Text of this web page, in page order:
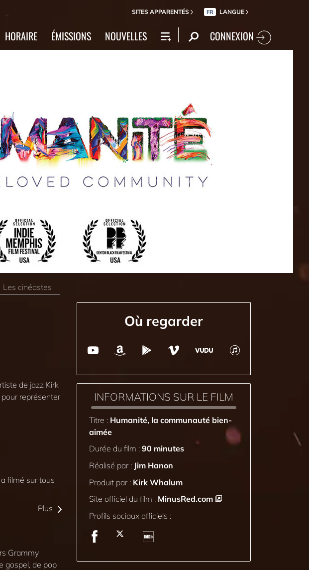
SITES APPARENTÉS FR LANGUE
HORAIRE ÉMISSIONS NOUVELLES CONNEXION
Les cinéastes
de jazz Kirk
représenter
filmé sur tous
Plus
Grammy
gospel, de pop
Où regarder
INFORMATIONS SUR LE FILM
Titre : Humanité, la communauté bien-
aimée
Durée du film : 90 minutes
Réalisé par : Jim Hanon
Produit par : Kirk Whalum
Site officiel du film : MinusRed.com
Profils sociaux officiels :